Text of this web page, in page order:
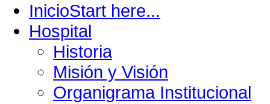
InicioStart here...
Hospital
Historia
Misión y Visión
Organigrama Institucional